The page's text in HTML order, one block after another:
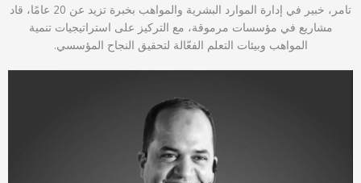
تامر، خبير في إدارة الموارد البشرية والمواهب بخبرة تزيد عن 20 عامًا، قاد
مشاريع في مؤسسات مرموقة، مع التركيز على استراتيجيات تنمية
المواهب وبيئات التعلم الفعّالة لتحقيق النجاح المؤسسي.